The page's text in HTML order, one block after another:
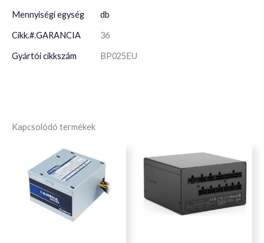
Mennyiségi egység db
Cikk.#.GARANCIA 36
Gyártói cikkszám BP025EU
Kapcsolódó termékek